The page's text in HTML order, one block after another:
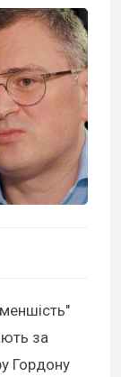
за
Гордону